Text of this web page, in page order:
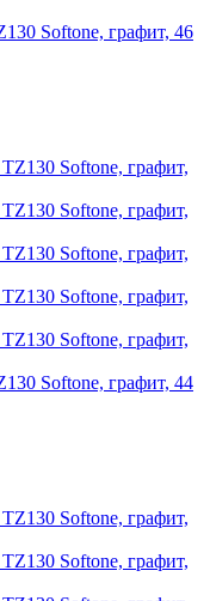
Softone, графит, 46
Softone, графит, 44